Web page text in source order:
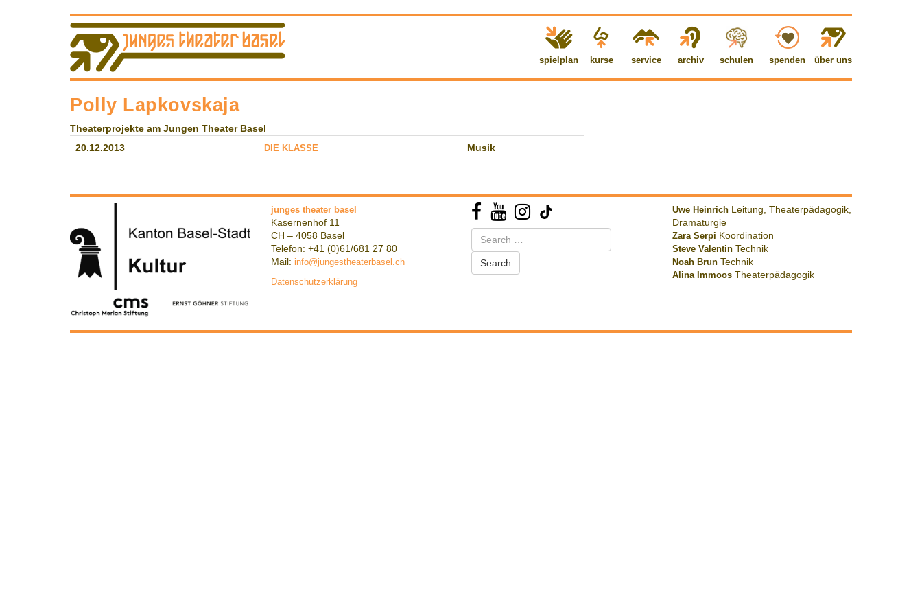
spielplan kurse service archiv schulen spenden über uns
Polly Lapkovskaja
Theaterprojekte am Jungen Theater Basel
20.12.2013 DIE KLASSE Musik
junges theater basel
Kasernenhof 11
CH – 4058 Basel
Telefon: +41 (0)61/681 27 80
Mail: info@jungestheaterbasel.ch
Datenschutzerklärung
Search
for:
Uwe Heinrich Leitung, Theaterpädagogik,
Dramaturgie
Zara Serpi Koordination
Steve Valentin Technik
Noah Brun Technik
Alina Immoos Theaterpädagogik